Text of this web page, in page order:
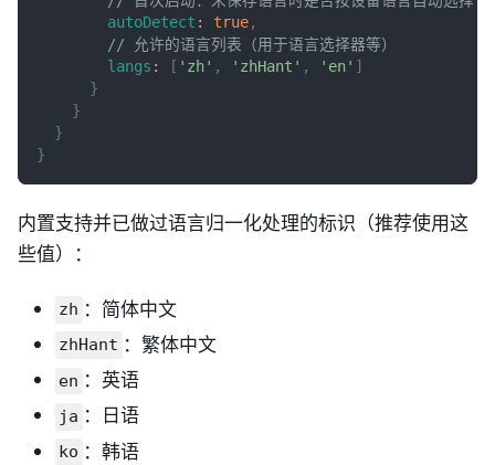
autoDetect : true,
// 允许的语言列表（用于语言选择器等）
langs : [ 'zh' , 'zhHant' , 'en' ]
}
}
}
}
内置支持并已做过语言归一化处理的标识（推荐使用这
些值）：
zh ：简体中文
zhHant ：繁体中文
en ：英语
ja ：日语
ko ：韩语